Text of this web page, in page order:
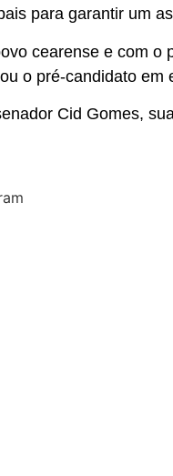
para garantir um
cearense e com
o pré-candidato
Cid Gomes,